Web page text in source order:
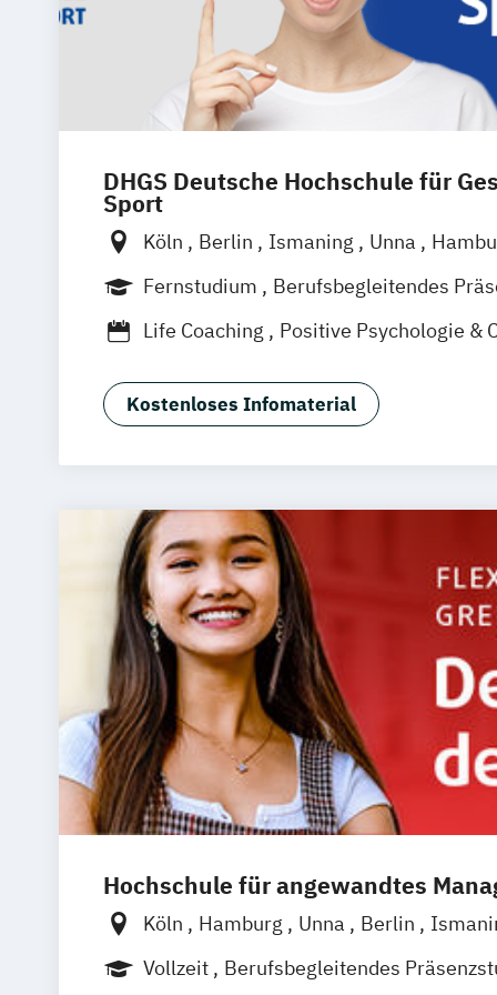
DHGS Deutsche Hochschule für
Sport
Köln Berlin Ismaning Unna
Frankfurt
Mannheim Stuttgart Wien
Fernstudium
Berufsbegleitendes
Duales Studium
Vollzeit
Life Coaching
Positive Psychologie &
Kostenloses Infomaterial
Hochschule für angewandtes
Köln Hamburg Unna Berlin
Wien
Frankfurt Hannover Leipzig
Nürnberg
Stuttgart
Vollzeit
Berufsbegleitendes